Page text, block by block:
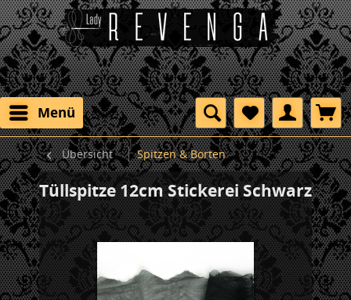
Menü
Übersicht Spitzen & Borten
Tüllspitze 12cm Stickerei Schwarz